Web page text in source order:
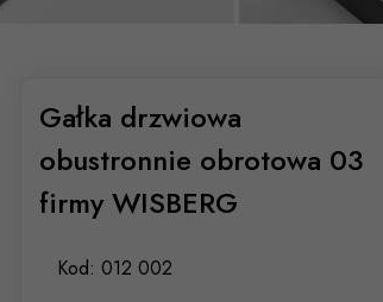
Gałka drzwiowa
obustronnie obrotowa 03
firmy WISBERG
Kod: 012 002